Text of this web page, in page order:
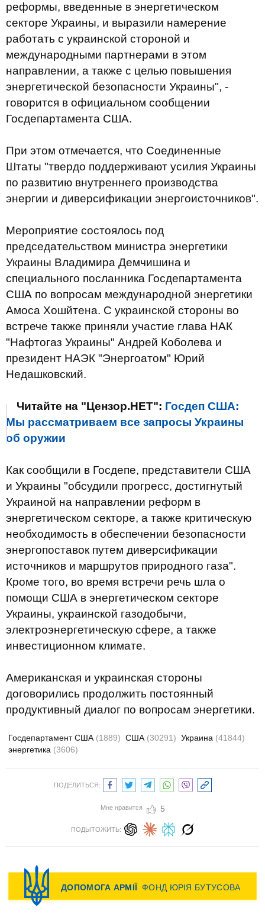
реформы, введенные в энергетическом
секторе Украины, и выразили намерение
работать с украинской стороной и
международными партнерами в этом
направлении, а также с целью повышения
энергетической безопасности Украины", -
говорится в официальном сообщении
Госдепартамента США.
При этом отмечается, что Соединенные
Штаты "твердо поддерживают усилия Украины
по развитию внутреннего производства
энергии и диверсификации энергоисточников".
Мероприятие состоялось под
председательством министра энергетики
Украины Владимира Демчишина и
специального посланника Госдепартамента
США по вопросам международной энергетики
Амоса Хошйтена. С украинской стороны во
встрече также приняли участие глава НАК
"Нафтогаз Украины" Андрей Коболева и
президент НАЭК "Энергоатом" Юрий
Недашковский.
Читайте на "Цензор.НЕТ": Госдеп США:
Мы рассматриваем все запросы Украины
об оружии
Как сообщили в Госдепе, представители США
и Украины "обсудили прогресс, достигнутый
Украиной на направлении реформ в
энергетическом секторе, а также критическую
необходимость в обеспечении безопасности
энергопоставок путем диверсификации
источников и маршрутов природного газа".
Кроме того, во время встречи речь шла о
помощи США в энергетическом секторе
Украины, украинской газодобычи,
электроэнергетическую сфере, а также
инвестиционном климате.
Американская и украинская стороны
договорились продолжить постоянный
продуктивный диалог по вопросам энергетики.
Госдепартамент США (1889) США (30291) Украина (41844)
энергетика (3606)
ПОДЕЛИТЬСЯ:
Мне нравится 5
ПОДЫТОЖИТЬ: